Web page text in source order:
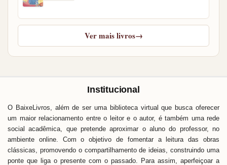
Ver mais livros→
Institucional
O BaixeLivros, além de ser uma biblioteca virtual que busca oferecer
um maior relacionamento entre o leitor e o autor, é também uma rede
social acadêmica, que pretende aproximar o aluno do professor, no
ambiente online. Com o objetivo de fomentar a leitura das obras
clássicas, promovendo o compartilhamento de ideias, construindo uma
ponte que liga o presente com o passado. Para assim, aperfeiçoar a